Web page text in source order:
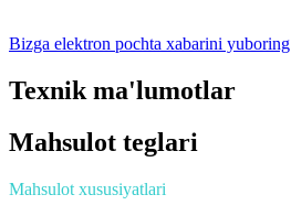
Bizga elektron pochta xabarini yuboring
Texnik ma'lumotlar
Mahsulot teglari
Mahsulot xususiyatlari